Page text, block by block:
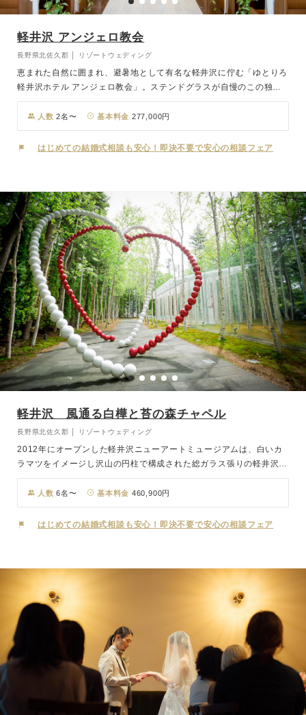
軽井沢 アンジェロ教会
長野県北佐久郡 │ リゾートウェディング
恵まれた自然に囲まれ、避暑地として有名な軽井沢に佇む「ゆとりろ
軽井沢ホテル アンジェロ教会」。ステンドグラスが自慢のこの独立
型チャペルは、おふたりに降り注ぐ明るい自然光や白を基調とした天
井の高い三角屋根が美しく、パイプオルガンの生演奏や聖歌隊の賛美
歌が結婚式を華やかに彩ります。一日一組限定のため愛犬との参加も
可能な温もり溢れるこの式場で、特別な時間をお過ごしください。
人数 2名〜 基本料金 277,000円
はじめての結婚式相談も安心！即決不要で安心の相談フェア
軽井沢 風通る白樺と苔の森チャペル
長野県北佐久郡 │ リゾートウェディング
2012年にオープンした軽井沢ニューアートミュージアムは、白いカ
ラマツをイメージし沢山の円柱で構成された総ガラス張りの軽井沢ら
しい爽やかな印象を与える建造物。その地に2015年、建築家・隈研
吾氏と現代美術作家オトニエル氏が手掛けたチャペルが誕生！外から
続く白樺と苔は360度ガラス張りの設計により建物の中にまで繋が
り、見事なまでの一体感を演出。2つのハートがお互いを支えるよう
人数 6名〜 基本料金 460,900円
はじめての結婚式相談も安心！即決不要で安心の相談フェア